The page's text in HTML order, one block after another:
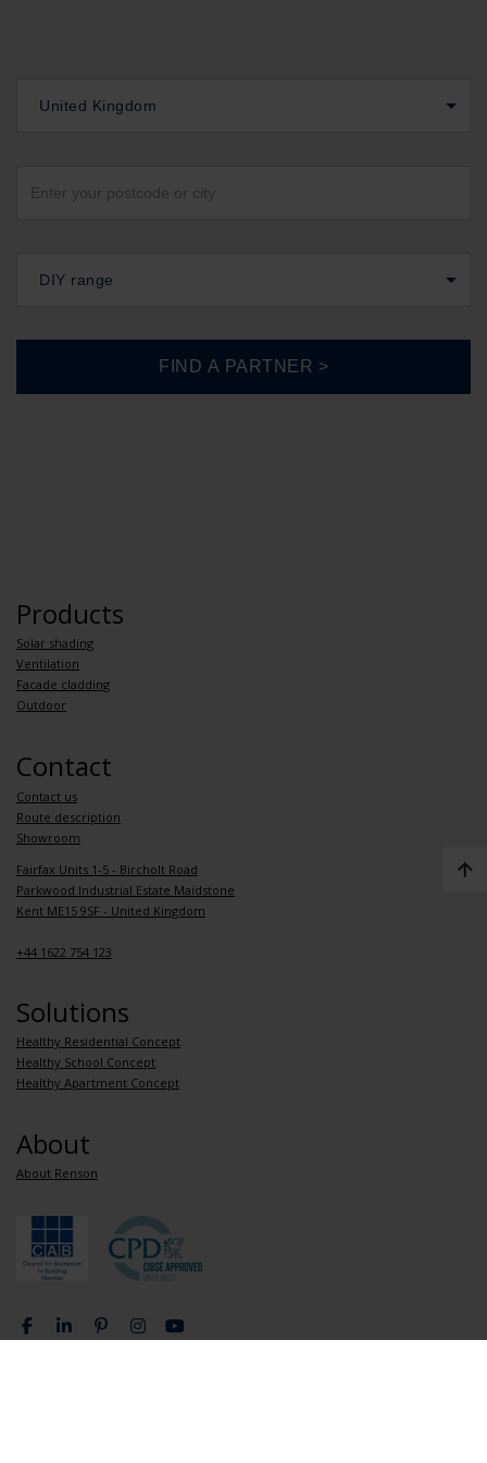
United Kingdom
DIY range
Products
Solar shading
Ventilation
Facade cladding
Outdoor
Contact
Contact us
Route description
Showroom
Fairfax Units 1-5 - Bircholt Road
Parkwood Industrial Estate Maidstone
Kent ME15 9SF - United Kingdom
+44 1622 754 123
Solutions
Healthy Residential Concept
Healthy School Concept
Healthy Apartment Concept
About
About Renson